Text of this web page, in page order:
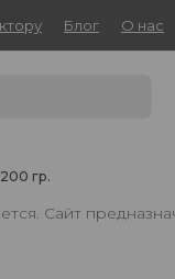
Блог О нас
гр.
Сайт